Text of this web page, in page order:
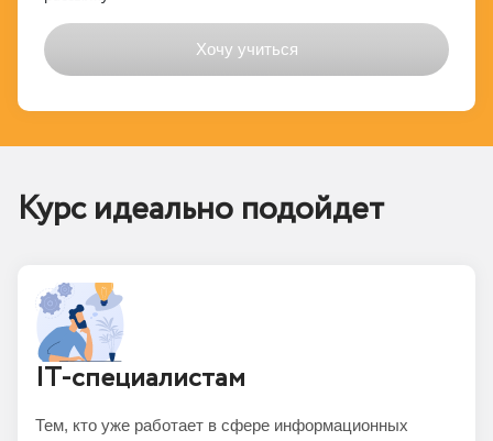
Курс идеально подойдет
IT-специалистам
Тем, кто уже работает в сфере информационных